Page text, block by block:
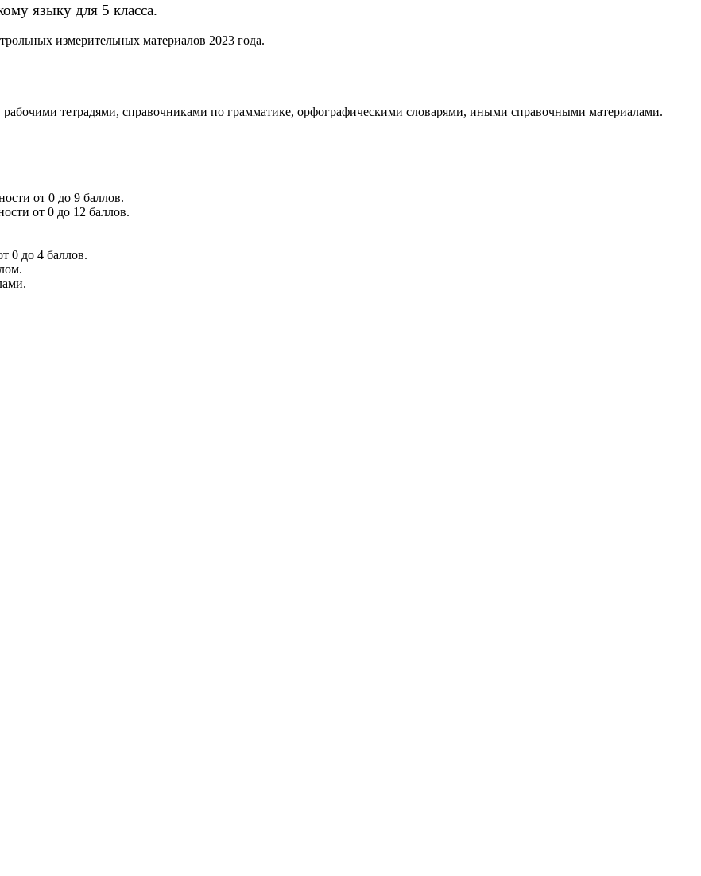
языку для 5 класса.
измерительных материалов 2023 года.
тетрадями, справочниками по грамматике, орфографическими словарями, иными справочными материалами.
от 0 до 9 баллов.
от 0 до 12 баллов.
0 до 4 баллов.